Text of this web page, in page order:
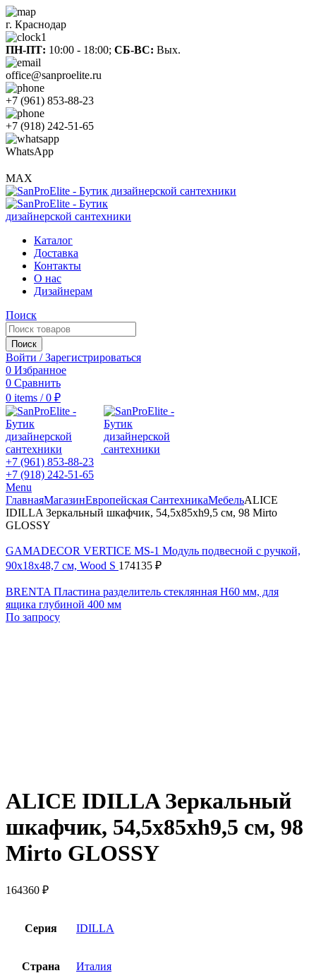
г. Краснодар
ПН-ПТ: 10:00 - 18:00; СБ-ВС: Вых.
office@sanproelite.ru
+7 (961) 853-88-23
+7 (918) 242-51-65
WhatsApp
MAX
Каталог
Доставка
Контакты
О нас
Дизайнерам
Поиск
Поиск
Войти / Зарегистрироваться
0 Избранное
0 Сравнить
0 items / 0 ₽
+7 (961) 853-88-23
+7 (918) 242-51-65
Menu
ГлавнаяМагазинЕвропейская СантехникаМебельALICE
IDILLA Зеркальный шкафчик, 54,5x85xh9,5 см, 98 Mirto
GLOSSY
GAMADECOR VERTICE MS-1 Модуль подвесной с ручкой,
90x18x48,7 см, Wood S 174135 ₽
BRENTA Пластина разделитель стеклянная H60 мм, для
ящика глубиной 400 мм
По запросу
ALICE IDILLA Зеркальный
шкафчик, 54,5x85xh9,5 см, 98
Mirto GLOSSY
164360 ₽
Серия IDILLA
Страна Италия